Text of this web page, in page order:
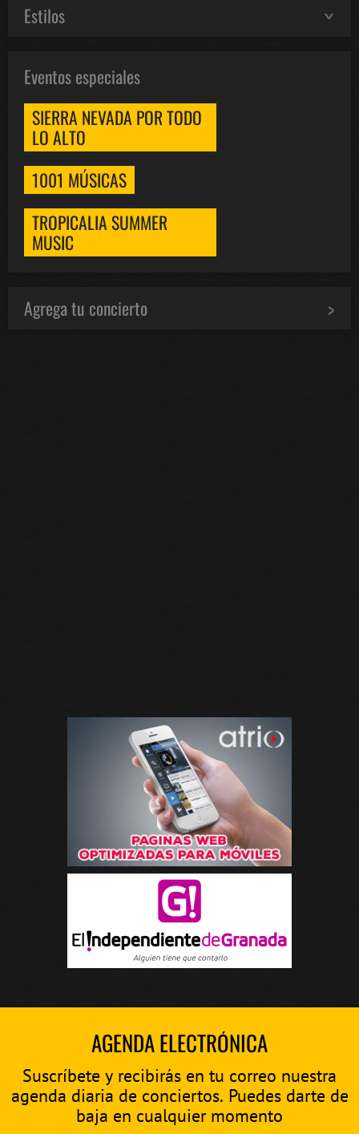
Estilos
Eventos especiales
SIERRA NEVADA POR TODO
LO ALTO
1001 MÚSICAS
TROPICALIA SUMMER
MUSIC
Agrega tu concierto
AGENDA ELECTRÓNICA
Suscríbete y recibirás en tu correo nuestra
agenda diaria de conciertos. Puedes darte de
baja en cualquier momento